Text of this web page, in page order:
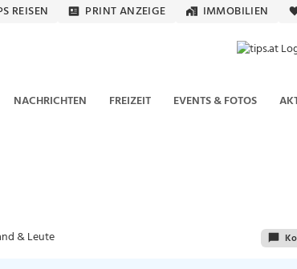
REISEN PRINT ANZEIGE IMMOBILIEN
NACHRICHTEN FREIZEIT EVENTS & FOTOS
& Leute